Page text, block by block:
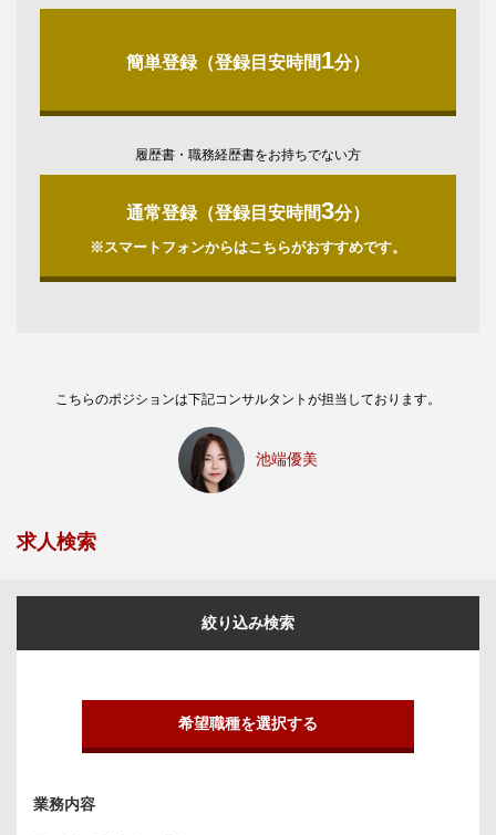
簡単登録（登録目安時間1分）
履歴書・職務経歴書をお持ちでない方
通常登録（登録目安時間3分）
※スマートフォンからはこちらがおすすめです。
こちらのポジションは下記コンサルタントが担当しております。
池端優美
求人検索
絞り込み検索
希望職種を選択する
業務内容